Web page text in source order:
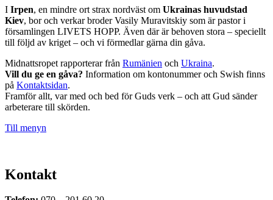
I Irpen, en mindre ort strax nordväst om Ukrainas huvudstad
Kiev, bor och verkar broder Vasily Muravitskiy som är pastor i
församlingen LIVETS HOPP. Även där är behoven stora – speciellt
till följd av kriget – och vi förmedlar gärna din gåva.
Midnattsropet rapporterar från Rumänien och Ukraina.
Vill du ge en gåva? Information om kontonummer och Swish finns
på Kontaktsidan.
Framför allt, var med och bed för Guds verk – och att Gud sänder
arbeterare till skörden.
Till menyn
Kontakt